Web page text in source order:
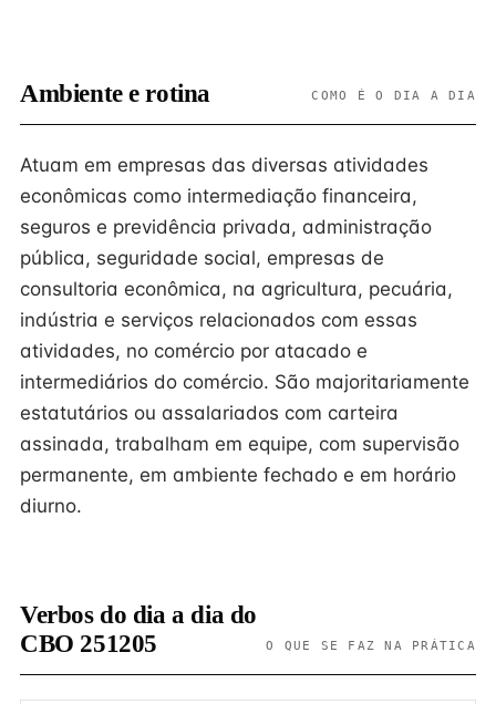
Ambiente e rotina COMO É O DIA A DIA
Atuam em empresas das diversas atividades
econômicas como intermediação financeira,
seguros e previdência privada, administração
pública, seguridade social, empresas de
consultoria econômica, na agricultura, pecuária,
indústria e serviços relacionados com essas
atividades, no comércio por atacado e
intermediários do comércio. São majoritariamente
estatutários ou assalariados com carteira
assinada, trabalham em equipe, com supervisão
permanente, em ambiente fechado e em horário
diurno.
Verbos do dia a dia do
CBO 251205
O QUE SE FAZ NA PRÁTICA